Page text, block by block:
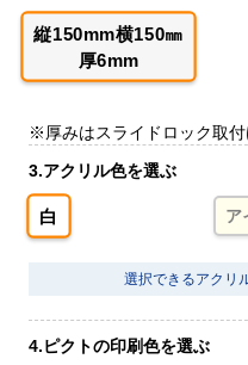
縦150mm横150㎜
厚6mm
※厚みはスライドロック取付
3.アクリル色を選ぶ
白 ア
選択できるアクリ
4.ピクトの印刷色を選ぶ